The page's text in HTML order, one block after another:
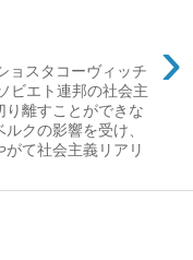
›
ョスタコーヴィッチ
ビエト連邦の社会主
り離すことができな
クの影響を受け、
て社会主義リアリ